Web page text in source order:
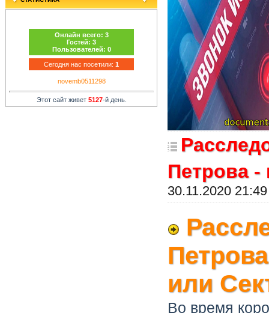
Онлайн всего: 3
Гостей: 3
Пользователей: 0
Сегодня нас посетили: 1
novemb0511298
Этот сайт живет 5127-й день.
Петрова -
30.11.2020 21:49
или
Во время